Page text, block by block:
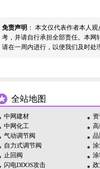
免责声明 ： 本文仅代表作者本人
考，并请自行承担全部责任。本网
请在一周内进行，以便我们及时处
全站地图
中网建材
中网化工
气动调节阀
自力式调节阀
止回阀
闪电DDOS攻击